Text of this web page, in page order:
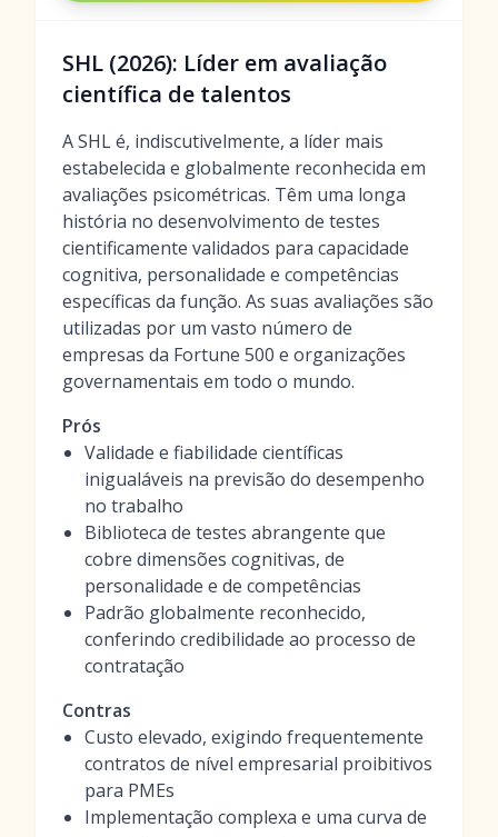
SHL (2026): Líder em avaliação
científica de talentos
A SHL é, indiscutivelmente, a líder mais
estabelecida e globalmente reconhecida em
avaliações psicométricas. Têm uma longa
história no desenvolvimento de testes
cientificamente validados para capacidade
cognitiva, personalidade e competências
específicas da função. As suas avaliações são
utilizadas por um vasto número de
empresas da Fortune 500 e organizações
governamentais em todo o mundo.
Prós
Validade e fiabilidade científicas
inigualáveis na previsão do desempenho
no trabalho
Biblioteca de testes abrangente que
cobre dimensões cognitivas, de
personalidade e de competências
Padrão globalmente reconhecido,
conferindo credibilidade ao processo de
contratação
Contras
Custo elevado, exigindo frequentemente
contratos de nível empresarial proibitivos
para PMEs
Implementação complexa e uma curva de